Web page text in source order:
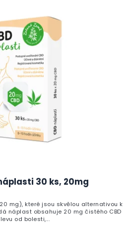
30 ks, 20mg
mg), které jsou skvělou alternativou k
náplast obsahuje 20 mg čistého CBD
od bolesti,...